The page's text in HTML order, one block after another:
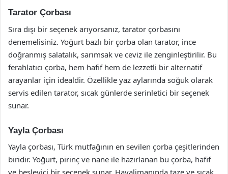
Tarator Çorbası
Sıra dışı bir seçenek arıyorsanız, tarator çorbasını
denemelisiniz. Yoğurt bazlı bir çorba olan tarator, ince
doğranmış salatalık, sarımsak ve ceviz ile zenginleştirilir. Bu
ferahlatıcı çorba, hem hafif hem de lezzetli bir alternatif
arayanlar için idealdir. Özellikle yaz aylarında soğuk olarak
servis edilen tarator, sıcak günlerde serinletici bir seçenek
sunar.
Yayla Çorbası
Yayla çorbası, Türk mutfağının en sevilen çorba çeşitlerinden
biridir. Yoğurt, pirinç ve nane ile hazırlanan bu çorba, hafif
ve besleyici bir seçenek sunar. Havalimanında taze ve sıcak